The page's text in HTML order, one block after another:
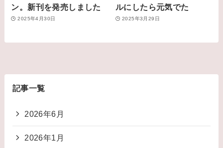
ン。新刊を発売しました
2025年4月30日
ルにしたら元気でた
2025年3月29日
記事一覧
2026年6月
2026年1月